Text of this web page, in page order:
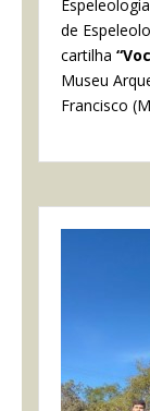
de
cartilha
Museu
Francisco